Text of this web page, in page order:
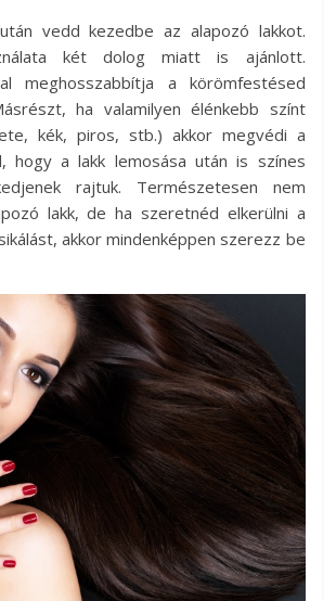
vedd kezedbe az alapozó lakkot.
két dolog miatt is ajánlott.
meghosszabbítja a körömfestésed
ha valamilyen élénkebb színt
kék, piros, stb.) akkor megvédi a
hogy a lakk lemosása után is színes
rajtuk. Természetesen nem
lakk, de ha szeretnéd elkerülni a
akkor mindenképpen szerezz be